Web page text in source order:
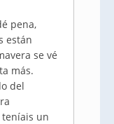
pena,
están
se vé
más.
del
teníais un